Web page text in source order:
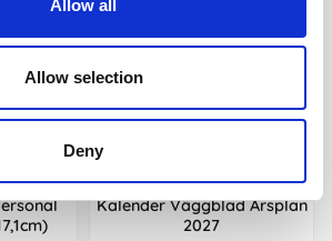
Allow all
Allow selection
Deny
Kalender Väggblad Årsplan
2027